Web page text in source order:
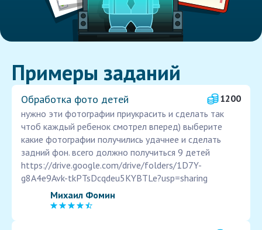
Примеры заданий
Обработка фото детей
1200
нужно эти фотографии приукрасить и сделать так
чтоб каждый ребенок смотрел вперед) выберите
какие фотографии получились удачнее и сделать
задний фон. всего должно получиться 9 детей
https://drive.google.com/drive/folders/1D7Y-
g8A4e9Avk-tkPTsDcqdeu5KYBTLe?usp=sharing
Михаил Фомин